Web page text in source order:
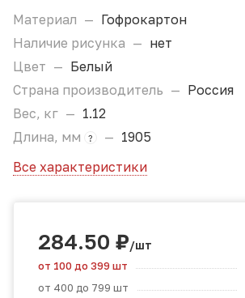
Материал — Гофрокартон
Наличие рисунка — нет
Цвет — Белый
Страна производитель — Россия
Вес, кг — 1.12
Длина, мм
? — 1905
Все характеристики
284.50 ₽/шт
от 100 до 399 шт
от 400 до 799 шт